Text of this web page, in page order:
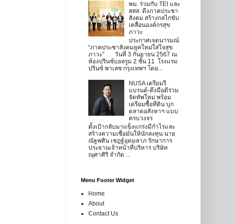
พม. ร่วมกับ TEI และ
สสส. ดึงภาคประชา
สังคม สร้างกลไกขับ
เคลื่อนองค์กรสุข
ภาวะ
ประกาศเจตนารมณ์
“ภาคประชาสังคมยุคใหม่ใส่ใจสุข
ภาวะ” วันที่ 3 กันยายน 2567 ณ
ห้องปรินซ์บอลรูม 2 ชั้น 11 โรงแรม
ปรินซ์ พาเลซ กรุงเทพฯ โดย...
NUSA เตรียมรี
แบรนด์-ดึงมือดีร่วม
จัดทัพใหม่ พร้อม
เตรียมซื้อที่ดิน บุก
ตลาดอสังหาฯ แบบ
ครบวงจร
ตั้งเป้ากลับมาแข็งแกร่งมีกำไรและ
สร้างความเชื่อมั่นให้นักลงทุน นาย
ณัฐพศิน เชฎฐ์อุดมลาภ รักษาการ
ประธานเจ้าหน้าที่บริหาร บริษัท
ณุศาศิริ จำกัด ...
Menu Footer Widget
Home
About
Contact Us